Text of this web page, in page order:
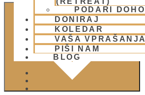
PODARI
DONIRAJ
KOLEDAR
VAŠA VPRAŠANJA
PIŠI NAM
BLOG
DODAJ V KOLEDAR